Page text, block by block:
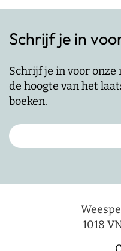
Schrijf je in
Schrijf je in voor
de hoogte van het
boeken.
1018